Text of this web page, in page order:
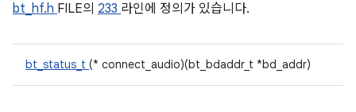
bt_hf.h FILE의 233 라인에 정의가 있습니다.
bt_status_t (* connect_audio)(bt_bdaddr_t *bd_addr)